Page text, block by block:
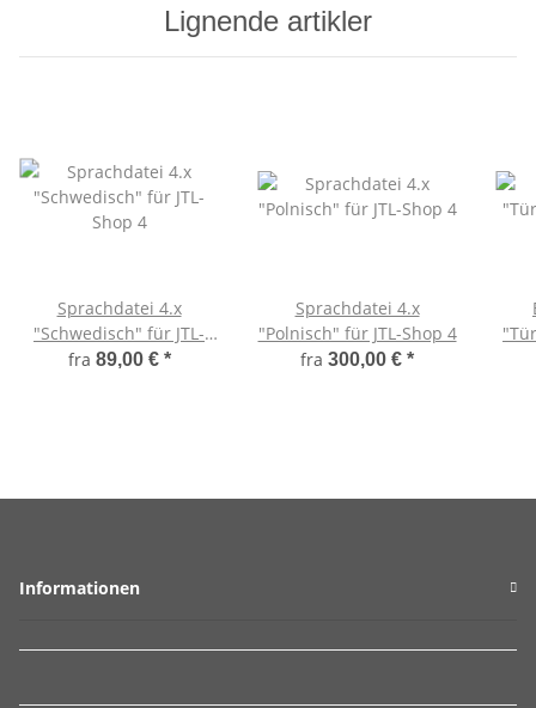
Lignende artikler
Sprachdatei 4.x
"Schwedisch" für JTL-
Shop 4
fra 89,00 € *
Sprachdatei 4.x
"Polnisch" für JTL-Shop 4
fra 300,00 € *
Informationen